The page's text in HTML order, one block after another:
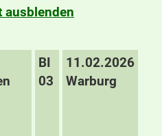
ausblenden
BI
03
11.02.2026
Warburg